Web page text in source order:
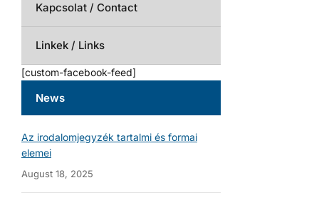
Kapcsolat / Contact
Linkek / Links
[custom-facebook-feed]
News
Az irodalomjegyzék tartalmi és formai
elemei
August 18, 2025